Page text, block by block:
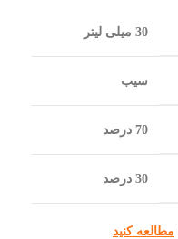
30 میلی لیتر
سیب
70 درصد
30 درصد
مطالعه کنید